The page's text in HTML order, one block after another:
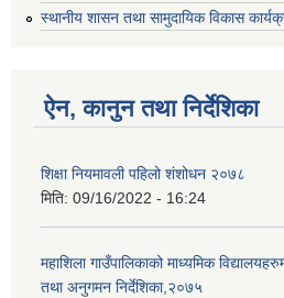
स्थानीय शासन तथा सामुदायिक विकास
ऐन, कानुन तथा निर्देशिका
शिक्षा नियमावली पहिलो शंशोधन २०७८
मिति: 09/16/2022 - 16:24
महाशिला गाउँपालिकाको माध्यमिक
तथा अनुगमन निर्देशिका,२०७५